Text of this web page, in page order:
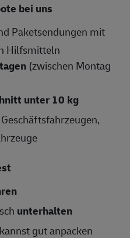
bei uns
Paketsendungen mit
Hilfsmitteln
(zwischen Montag
unter 10 kg
unterhalten
gut anpacken